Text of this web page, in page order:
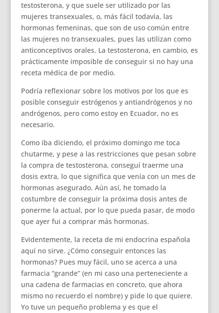
testosterona, y que suele ser utilizado por las
mujeres transexuales, o, más fácil todavía, las
hormonas femeninas, que son de uso común entre
las mujeres no transexuales, pues las utilizan como
anticonceptivos orales. La testosterona, en cambio, es
prácticamente imposible de conseguir si no hay una
receta médica de por medio.
Podría reflexionar sobre los motivos por los que es
posible conseguir estrógenos y antiandrógenos y no
andrógenos, pero como estoy en Ecuador, no es
necesario.
Como iba diciendo, el próximo domingo me toca
chutarme, y pese a las restricciones que pesan sobre
la compra de testosterona, conseguí traerme una
dosis extra, lo que significa que venía con un mes de
hormonas asegurado. Aún así, he tomado la
costumbre de conseguir la próxima dosis antes de
ponerme la actual, por lo que pueda pasar, de modo
que ayer fui a comprar más hormonas.
Evidentemente, la receta de mi endocrina española
aquí no sirve. ¿Cómo conseguir entonces las
hormonas? Pues muy fácil, uno se acerca a una
farmacia “grande” (en mi caso una perteneciente a
una cadena de farmacias en concreto, que ahora
mismo no recuerdo el nombre) y pide lo que quiere.
Yo tuve un pequeño problema y es que el